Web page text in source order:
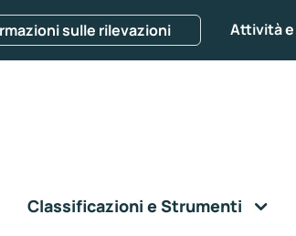
sulle rilevazioni Attività
Classificazioni e Strumenti